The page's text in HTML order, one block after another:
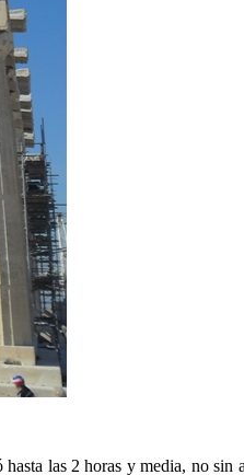
las 2 horas y media, no